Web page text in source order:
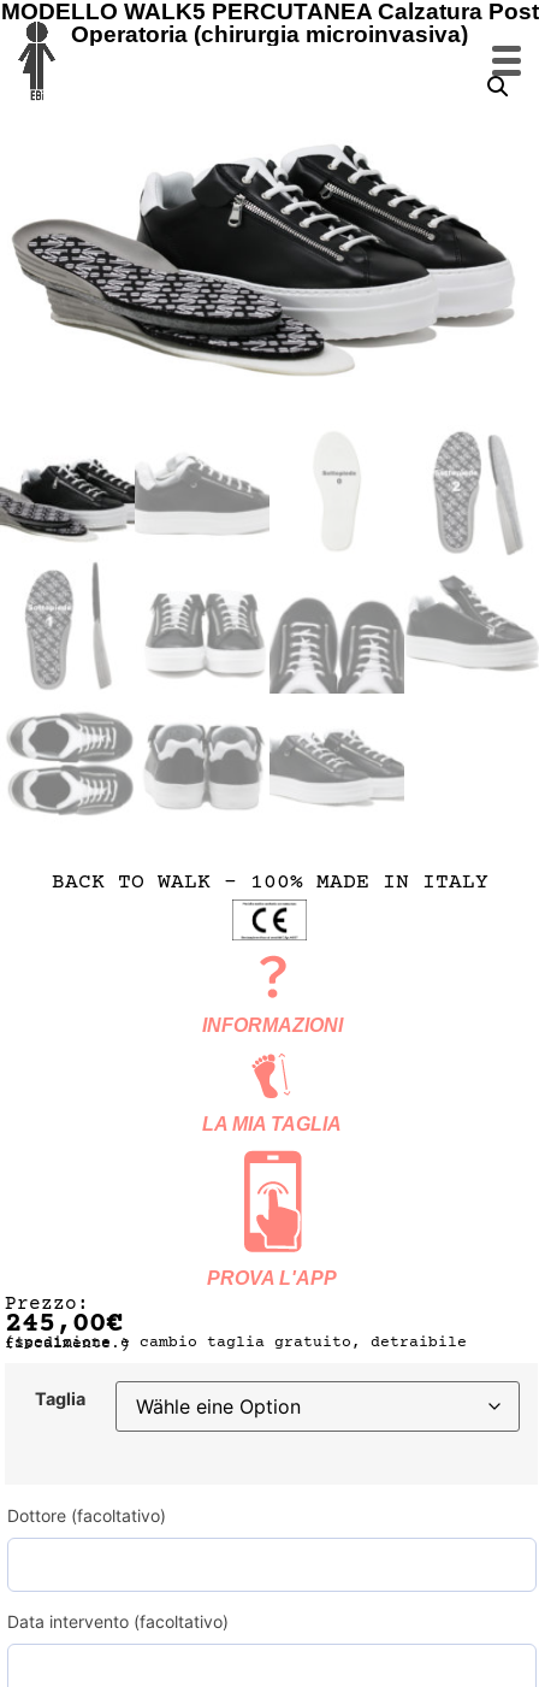
MODELLO WALK5 PERCUTANEA Calzatura Post
Operatoria (chirurgia microinvasiva)
BACK TO WALK – 100% MADE IN ITALY
INFORMAZIONI
LA MIA TAGLIA
PROVA L'APP
Prezzo:
245,00€
(spedizione e cambio taglia gratuito, detraibile fiscalmente.)
Taglia
Dottore (facoltativo)
Data intervento (facoltativo)